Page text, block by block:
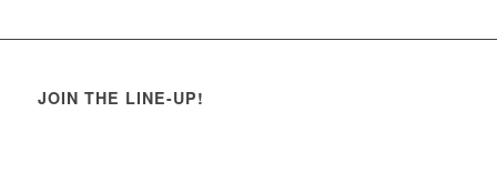
JOIN THE LINE-UP!